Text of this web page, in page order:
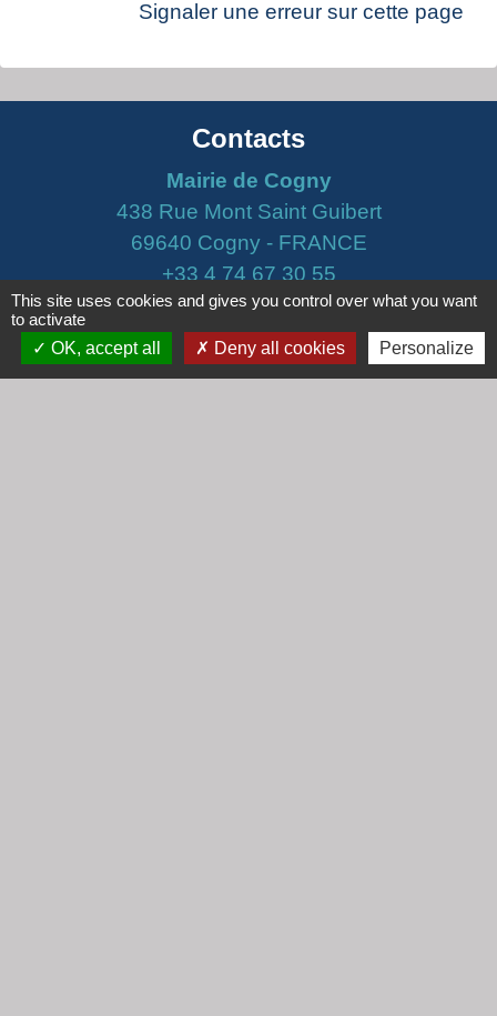
Signaler une erreur sur cette page
Contacts
Mairie de Cogny
438 Rue Mont Saint Guibert
69640 Cogny - FRANCE
+33 4 74 67 30 55
Contact par formulaire
Horaires
This site uses cookies and gives you control over what you want
to activate
OK, accept all
Deny all cookies Personalize